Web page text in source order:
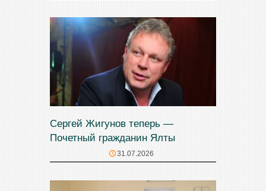
Сергей Жигунов теперь —
Почетный гражданин Ялты
31.07.2026